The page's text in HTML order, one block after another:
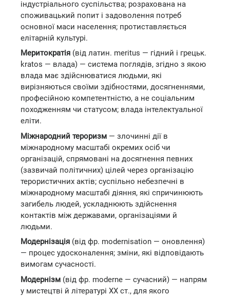
індустріального суспільства; розрахована на
споживацький попит і задоволення потреб
основної маси населення; протиставляється
елітарній культурі.
Меритократія (від латин. meritus — гідний і грецьк.
kratos — влада) — система поглядів, згідно з якою
влада має здійснюватися людьми, які
вирізняються своїми здібностями, досягненнями,
професійною компетентністю, а не соціальним
походженням чи статусом; влада інтелектуальної
еліти.
Міжнародний тероризм — злочинні дії в
міжнародному масштабі окремих осіб чи
організацій, спрямовані на досягнення певних
(зазвичай політичних) цілей через організацію
терористичних актів; суспільно небезпечні в
міжнародному масштабі діяння, які спричинюють
загибель людей, ускладнюють здійснення
контактів між державами, організаціями й
людьми.
Модернізація (від фр. modernisation — оновлення)
— процес удосконалення; зміни, які відповідають
вимогам сучасності.
Модернізм (від фр. moderne — сучасний) — напрям
у мистецтві й літературі ХХ ст., для якого